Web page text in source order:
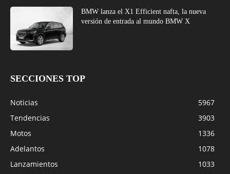
BMW lanza el X1 Efficient nafta, la nueva
versión de entrada al mundo BMW X
SECCIONES TOP
Noticias
5967
Tendencias
3903
Motos
1336
Adelantos
1078
Lanzamientos
1033